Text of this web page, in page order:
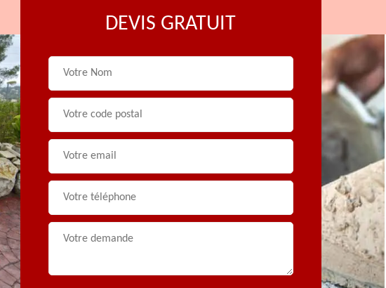
DEVIS GRATUIT